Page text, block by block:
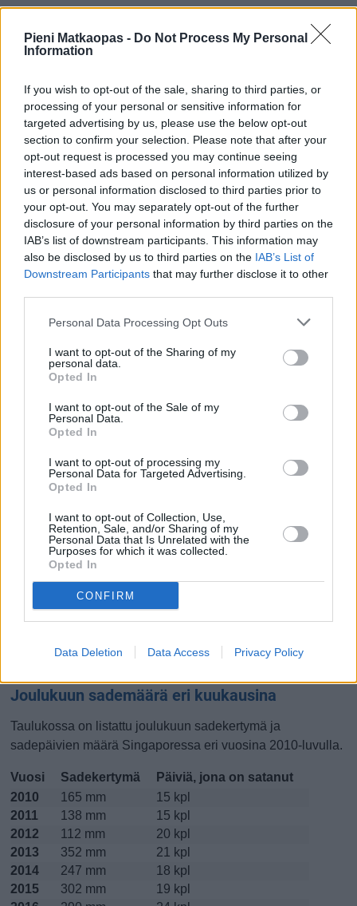
Pieni Matkaopas - Do Not Process My Personal
Information
If you wish to opt-out of the sale, sharing to third parties, or
processing of your personal or sensitive information for
targeted advertising by us, please use the below opt-out
section to confirm your selection. Please note that after your
opt-out request is processed you may continue seeing
interest-based ads based on personal information utilized by
us or personal information disclosed to third parties prior to
your opt-out. You may separately opt-out of the further
disclosure of your personal information by third parties on the
IAB’s list of downstream participants. This information may
also be disclosed by us to third parties on the IAB’s List of
Downstream Participants that may further disclose it to other
Personal Data Processing Opt Outs
I want to opt-out of the Sharing of my
personal data.
Opted In
I want to opt-out of the Sale of my
Personal Data.
Opted In
I want to opt-out of processing my
Personal Data for Targeted Advertising.
Opted In
I want to opt-out of Collection, Use,
Retention, Sale, and/or Sharing of my
Personal Data that Is Unrelated with the
Purposes for which it was collected.
Opted In
CONFIRM
Data Deletion Data Access Privacy Policy
Sadepäivien määärä joulukuussa
aikaisempina vuosina
21 kpl
24 kpl
23 kpl
Entä muut kuukaudet? Miten paljon
Tammikuussa Helmikuussa Maaliskuussa
Huhtikuussa Toukokuussa Kesäkuussa
Heinäkuussa Elokuussa Syyskuussa
Lokakuussa
Kiinnostavatko lämpötilat?
lämmintä Singaporessa on ollut joulukuussa
Joulukuun sademäärä eri kuukausina
Taulukossa on listattu joulukuun sadekertymä ja
sadepäivien määrä Singaporessa eri vuosina 2010-luvulla.
Vuosi Sadekertymä
Päiviä, jona on satanut
2010
165 mm
15 kpl
2011
138 mm
15 kpl
2012
112 mm
20 kpl
2013
352 mm
21 kpl
2014
247 mm
18 kpl
2015
302 mm
19 kpl